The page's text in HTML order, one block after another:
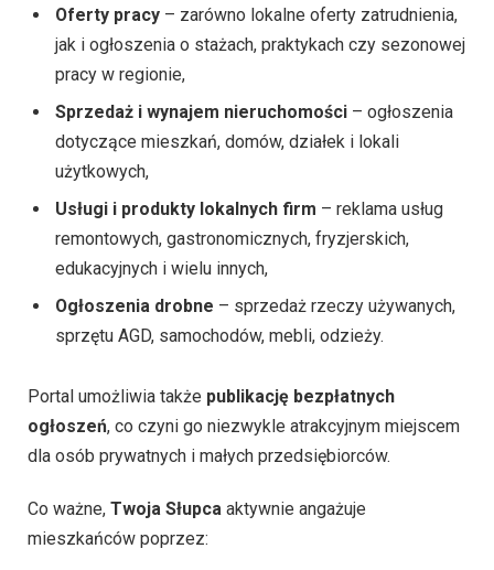
Oferty pracy – zarówno lokalne oferty zatrudnienia,
jak i ogłoszenia o stażach, praktykach czy sezonowej
pracy w regionie,
Sprzedaż i wynajem nieruchomości – ogłoszenia
dotyczące mieszkań, domów, działek i lokali
użytkowych,
Usługi i produkty lokalnych firm – reklama usług
remontowych, gastronomicznych, fryzjerskich,
edukacyjnych i wielu innych,
Ogłoszenia drobne – sprzedaż rzeczy używanych,
sprzętu AGD, samochodów, mebli, odzieży.
Portal umożliwia także publikację bezpłatnych
ogłoszeń, co czyni go niezwykle atrakcyjnym miejscem
dla osób prywatnych i małych przedsiębiorców.
Co ważne, Twoja Słupca aktywnie angażuje
mieszkańców poprzez: